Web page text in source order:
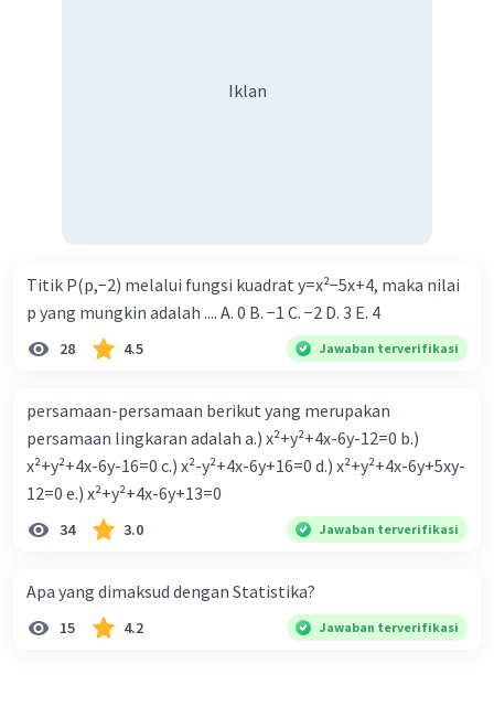
Iklan
Titik P(p,−2) melalui fungsi kuadrat y=x²−5x+4, maka nilai
p yang mungkin adalah .... A. 0 B. −1 C. −2 D. 3 E. 4
28 4.5 Jawaban terverifikasi
persamaan-persamaan berikut yang merupakan
persamaan lingkaran adalah a.) x²+y²+4x-6y-12=0 b.)
x²+y²+4x-6y-16=0 c.) x²-y²+4x-6y+16=0 d.) x²+y²+4x-6y+5xy-
12=0 e.) x²+y²+4x-6y+13=0
34 3.0 Jawaban terverifikasi
Apa yang dimaksud dengan Statistika?
15 4.2 Jawaban terverifikasi